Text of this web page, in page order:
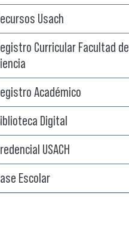
Usach
Curricular Facultad de
Académico
Digital
USACH
Escolar